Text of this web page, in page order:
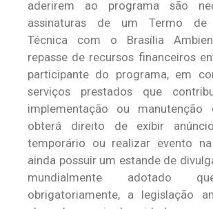
aderirem ao programa são
assinaturas de um Termo de
Técnica com o Brasília
repasse de recursos financeiros
participante do programa, em
serviços prestados que
implementação ou manutenção
obterá direito de exibir
temporário ou realizar evento
ainda possuir um estande de
mundialmente adotado
obrigatoriamente, a legislação